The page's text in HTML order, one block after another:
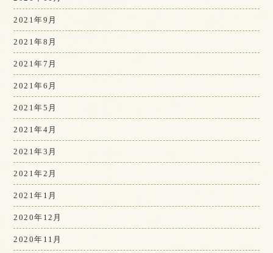
2021年9月
2021年8月
2021年7月
2021年6月
2021年5月
2021年4月
2021年3月
2021年2月
2021年1月
2020年12月
2020年11月